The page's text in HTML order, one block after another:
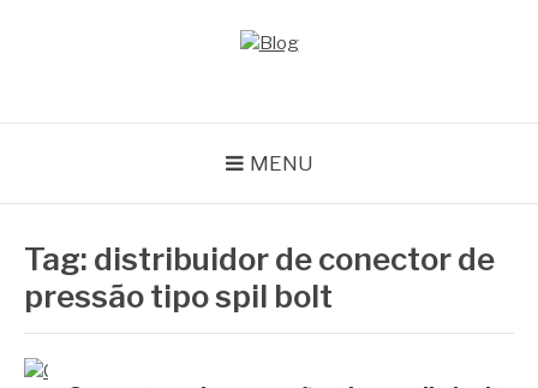
MENU
Tag: distribuidor de conector de
pressão tipo spil bolt